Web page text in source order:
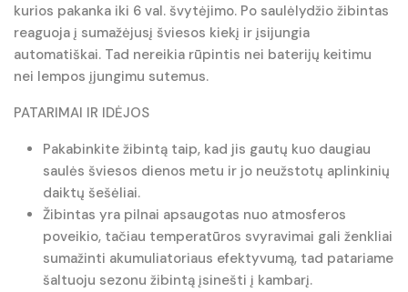
kurios pakanka iki 6 val. švytėjimo. Po saulėlydžio žibintas
reaguoja į sumažėjusį šviesos kiekį ir įsijungia
automatiškai. Tad nereikia rūpintis nei baterijų keitimu
nei lempos įjungimu sutemus.
PATARIMAI IR IDĖJOS
Pakabinkite žibintą taip, kad jis gautų kuo daugiau
saulės šviesos dienos metu ir jo neužstotų aplinkinių
daiktų šešėliai.
Žibintas yra pilnai apsaugotas nuo atmosferos
poveikio, tačiau temperatūros svyravimai gali ženkliai
sumažinti akumuliatoriaus efektyvumą, tad patariame
šaltuoju sezonu žibintą įsinešti į kambarį.